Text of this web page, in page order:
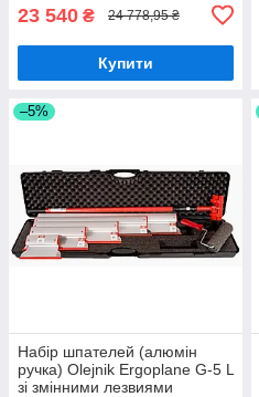
23 540 ₴ 24 778,95 ₴
Купити
–5%
Набір шпателей (алюмін
ручка) Olejnik Ergoplane G-5 L
зі змінними лезвиями